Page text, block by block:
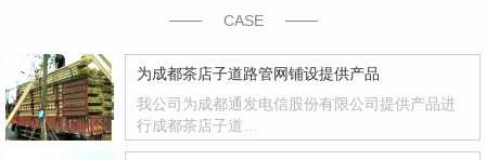
CASE
为成都茶店子道路管网铺设提供产品
我公司为成都通发电信股份有限公司提供产品进
行成都茶店子道…